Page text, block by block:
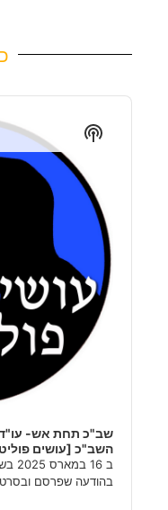
Audio
Player
שב"כ תחת אש-
השב"כ [עושים
ב
בהודעה שפרסם
Show
Podcast
Information